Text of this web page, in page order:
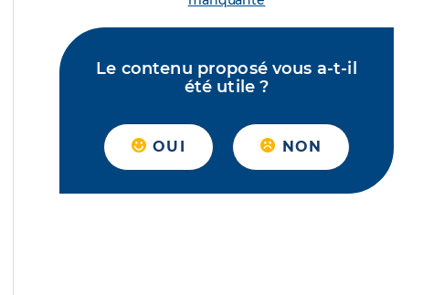
Le contenu proposé vous a-t-il
été utile ?
OUI NON